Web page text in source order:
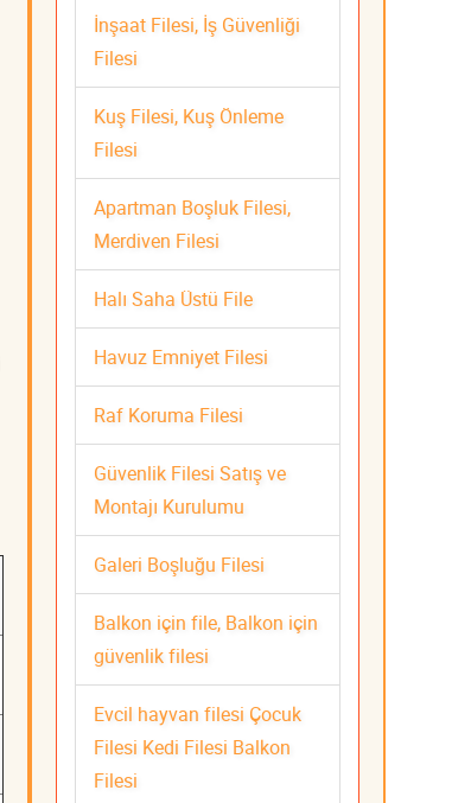
İnşaat Filesi, İş Güvenliği
Filesi
Kuş Filesi, Kuş Önleme
Filesi
Apartman Boşluk Filesi,
Merdiven Filesi
Halı Saha Üstü File
Havuz Emniyet Filesi
Raf Koruma Filesi
Güvenlik Filesi Satış ve
Montajı Kurulumu
Galeri Boşluğu Filesi
Balkon için file, Balkon için
güvenlik filesi
Evcil hayvan filesi Çocuk
Filesi Kedi Filesi Balkon
Filesi